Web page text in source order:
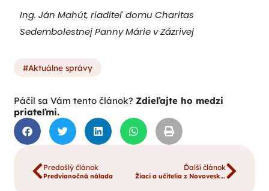
Ing. Ján Mahút, riaditeľ domu Charitas
Sedembolestnej Panny Márie v Zázrivej
Aktuálne správy
Páčil sa Vám tento článok? Zdieľajte ho medzi
priateľmi.
Predošlý článok
Predvianočná nálada
Ďalší článok
Žiaci a učitelia z Novoveských škôl ukázali veľké srdce